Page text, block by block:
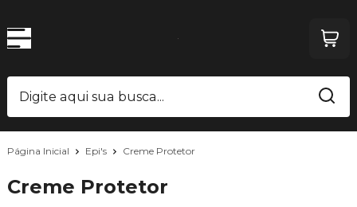
Página Inicial Epi's Creme Protetor
Creme Protetor